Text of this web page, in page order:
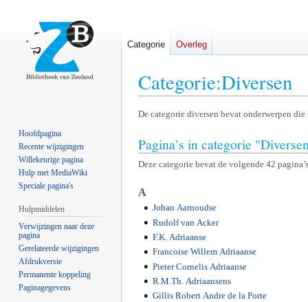
Categorie:Diversen
Naar
springen
Naar
springen
De categorie diversen bevat onderwerpen
Pagina’s in categorie
Deze categorie bevat de volgende 42
A
Johan Aarnoudse
Rudolf van Acker
F.K. Adriaanse
Francoise Willem Adriaanse
Pieter Cornelis Adriaanse
R.M.Th. Adriaansens
Gillis Robert Andre de la Porte
Categorie Overleg
Hoofdpagina
Recente wijzigingen
Willekeurige pagina
Hulp met MediaWiki
Speciale pagina's
Hulpmiddelen
Verwijzingen naar deze
pagina
Gerelateerde wijzigingen
Afdrukversie
Permanente koppeling
Paginagegevens